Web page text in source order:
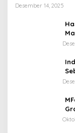
Desember 14, 2025